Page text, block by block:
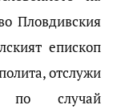
Пловдивския
епископ
отслужи
по случай